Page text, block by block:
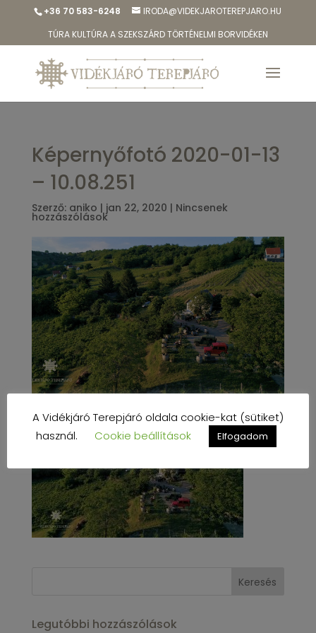
+36 70 583-6248
IRODA@VIDEKJAROTEREPJARO.HU
TÚRA KULTÚRA A SZEKSZÁRD TÖRTÉNELMI BORVIDÉKEN
Képernyőfotó 2020-01-13
– 10.08.251
Szerző: aniko | jan 22, 2020 | Nincsenek
hozzászólások
Legutóbbi hozzászólások
A Vidékjáró Terepjáró oldala cookie-kat (sütiket)
használ.
Cookie beállítások Elfogadom